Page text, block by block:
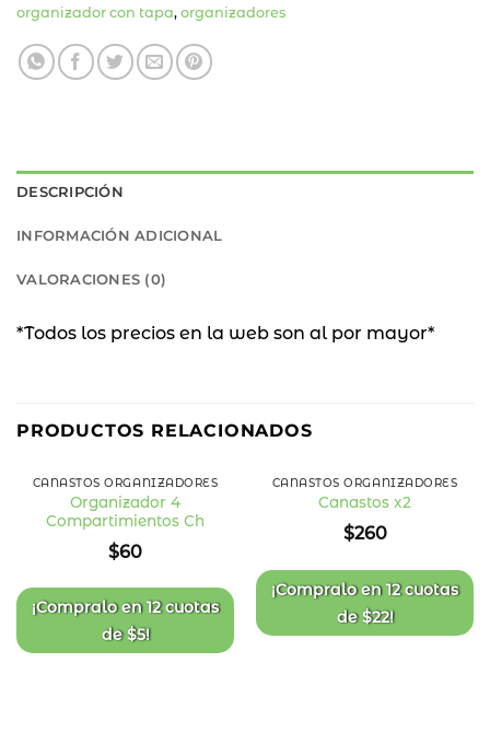
organizador con tapa, organizadores
DESCRIPCIÓN
INFORMACIÓN ADICIONAL
VALORACIONES (0)
*Todos los precios en la web son al por mayor*
PRODUCTOS RELACIONADOS
Añadir
CANASTOS ORGANIZADORES
Organizador 4
Compartimientos Ch
$60
¡Compralo en12 cuotas
de$5!
de
deseos
CANASTOS ORGANIZADORES
Canastos x2
$260
¡Compralo en12 cuotas
de$22!